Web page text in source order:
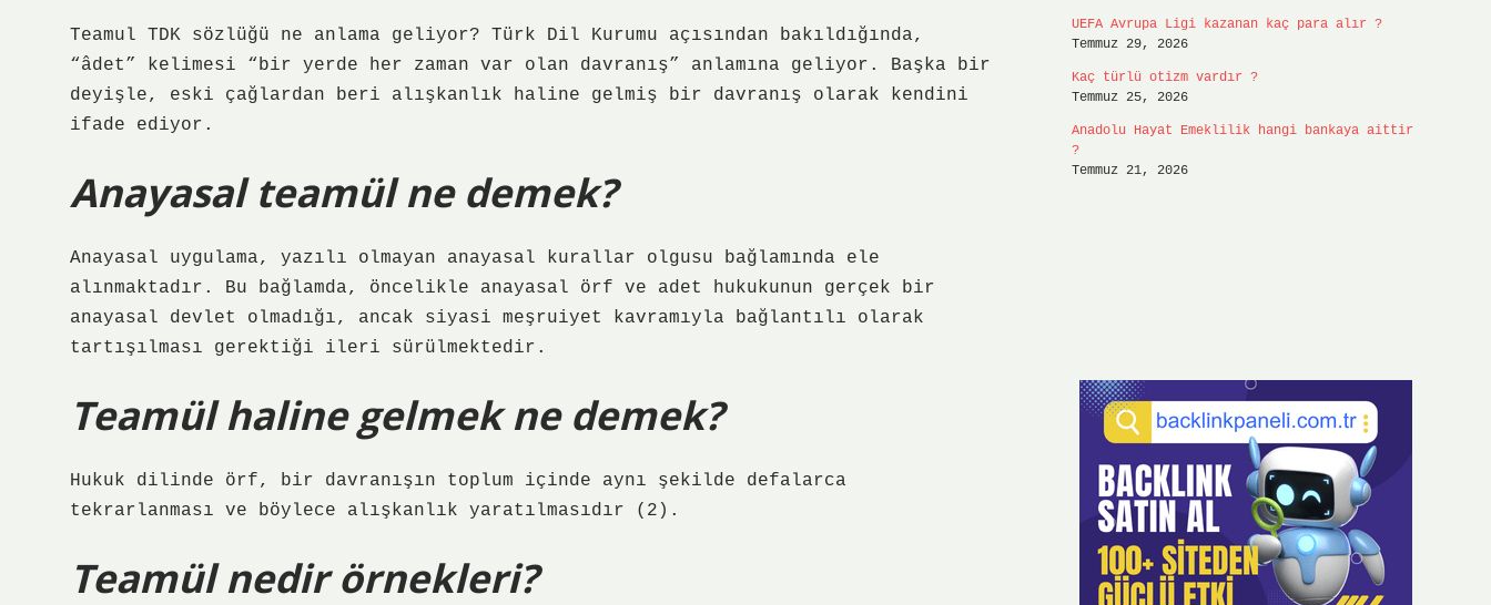
Teamul TDK sözlüğü ne anlama geliyor? Türk Dil Kurumu açısından bakıldığında,
“âdet” kelimesi “bir yerde her zaman var olan davranış” anlamına geliyor. Başka bir
deyişle, eski çağlardan beri alışkanlık haline gelmiş bir davranış olarak kendini
ifade ediyor.
Anayasal teamül ne demek?
Anayasal uygulama, yazılı olmayan anayasal kurallar olgusu bağlamında ele
alınmaktadır. Bu bağlamda, öncelikle anayasal örf ve adet hukukunun gerçek bir
anayasal devlet olmadığı, ancak siyasi meşruiyet kavramıyla bağlantılı olarak
tartışılması gerektiği ileri sürülmektedir.
Teamül haline gelmek ne demek?
Hukuk dilinde örf, bir davranışın toplum içinde aynı şekilde defalarca
tekrarlanması ve böylece alışkanlık yaratılmasıdır (2).
Teamül nedir örnekleri?
UEFA Avrupa Ligi kazanan kaç para alır ?
Temmuz 29, 2026
Kaç türlü otizm vardır ?
Temmuz 25, 2026
Anadolu Hayat Emeklilik hangi bankaya aittir
?
Temmuz 21, 2026